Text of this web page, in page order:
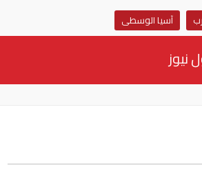
آسيا الوسطى
نيوز